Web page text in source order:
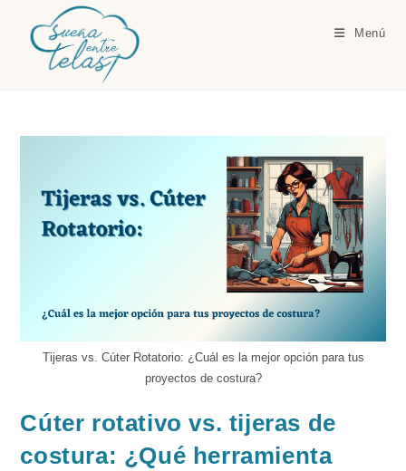
contenido
Menú
Tijeras vs. Cúter Rotatorio: ¿Cuál es la mejor opción para tus
proyectos de costura?
Cúter rotativo vs. tijeras de
costura: ¿Qué herramienta